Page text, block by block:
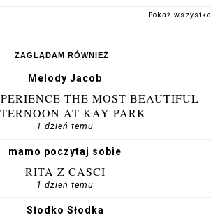
Pokaż wszystko
ZAGLĄDAM RÓWNIEŻ
Melody Jacob
THE MOST BEAUTIFUL
AT KAY PARK
1 dzień temu
mamo poczytaj sobie
RITA Z CASCI
1 dzień temu
Słodko Słodka